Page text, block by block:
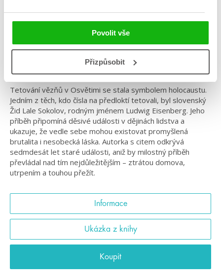
Povolit vše
Přizpůsobit
Dosud nevyřčený příběh z tábora smrti
Tetování vězňů v Osvětimi se stala symbolem holocaustu.
Jedním z těch, kdo čísla na předloktí tetovali, byl slovenský
Žid Lale Sokolov, rodným jménem Ludwig Eisenberg. Jeho
příběh připomíná děsivé události v dějinách lidstva a
ukazuje, že vedle sebe mohou existovat promyšlená
brutalita i nesobecká láska. Autorka s citem odkrývá
sedmdesát let staré události, aniž by milostný příběh
převládal nad tím nejdůležitějším – ztrátou domova,
utrpením a touhou přežít.
Informace
Ukázka z knihy
Koupit